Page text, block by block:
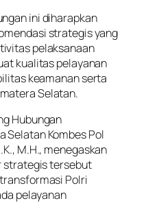
ini diharapkan
strategis yang
pelaksanaan
kualitas pelayanan
keamanan serta
Selatan.
Hubungan
Selatan Kombes Pol
M.H., menegaskan
strategis tersebut
Polri
pelayanan